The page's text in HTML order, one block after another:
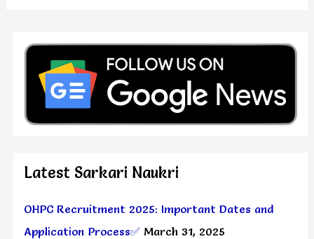
Latest Sarkari Naukri
OHPC Recruitment 2025: Important Dates and
Application Process✅ March 31, 2025